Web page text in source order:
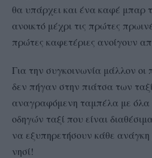
θα υπάρχει και ένα καφέ μπαρ
ανοικτό μέχρι τις πρώτες
πρώτες καφετέριες ανοίγουν
Για την συγκοινωνία μάλλον οι
δεν πήγαν στην πιάτσα των
αναγραφόμενη ταμπέλα με
οδηγών ταξί που είναι
να εξυπηρετήσουν κάθε
νησί!